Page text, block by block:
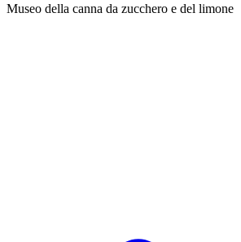
Museo della canna da zucchero e del limone